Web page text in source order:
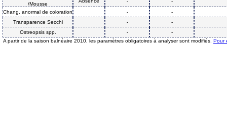
/Mousse
Chang. anormal de coloration
-
-
Transparence Secchi
-
-
Ostreopsis spp.
-
-
A partir de la saison balnéaire 2010, les paramètres obligatoires à analyser sont modifiés. Pour